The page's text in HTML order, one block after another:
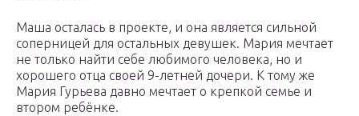
Маша осталась в проекте, и она является сильной
соперницей для остальных девушек. Мария мечтает
не только найти себе любимого человека, но и
хорошего отца своей 9-летней дочери. К тому же
Мария Гурьева давно мечтает о крепкой семье и
втором ребёнке.